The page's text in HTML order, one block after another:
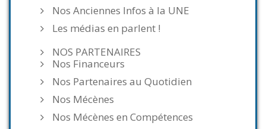
Nos Anciennes Infos à la UNE
Les médias en parlent !
NOS PARTENAIRES
Nos Financeurs
Nos Partenaires au Quotidien
Nos Mécènes
Nos Mécènes en Compétences